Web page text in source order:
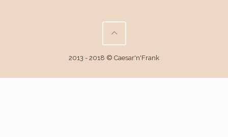
2013 - 2018 © Caesar'n'Frank